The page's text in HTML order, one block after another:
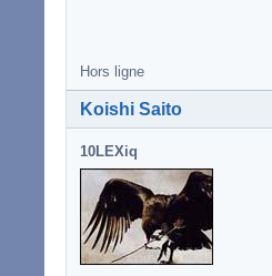
Hors ligne
Koishi Saito
10LEXiq